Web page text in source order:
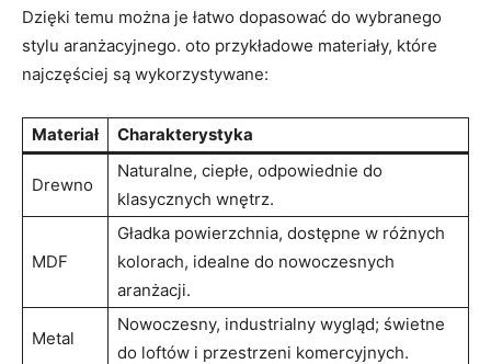
Dzięki temu można je łatwo dopasować do wybranego
stylu aranżacyjnego. oto przykładowe materiały, które
najczęściej są wykorzystywane:
Materiał Charakterystyka
Drewno
Naturalne, ciepłe, odpowiednie do
klasycznych wnętrz.
MDF
Gładka powierzchnia, dostępne w różnych
kolorach, idealne do nowoczesnych
aranżacji.
Metal
Nowoczesny, industrialny wygląd; świetne
do loftów i przestrzeni komercyjnych.